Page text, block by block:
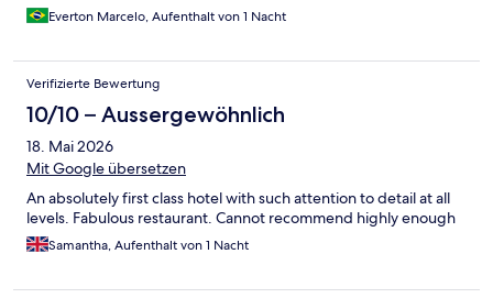
Everton Marcelo, Aufenthalt von 1 Nacht
Verifizierte Bewertung
10/10 – Aussergewöhnlich
18. Mai 2026
Mit Google übersetzen
An absolutely first class hotel with such attention to detail at all
levels. Fabulous restaurant. Cannot recommend highly enough
Samantha, Aufenthalt von 1 Nacht